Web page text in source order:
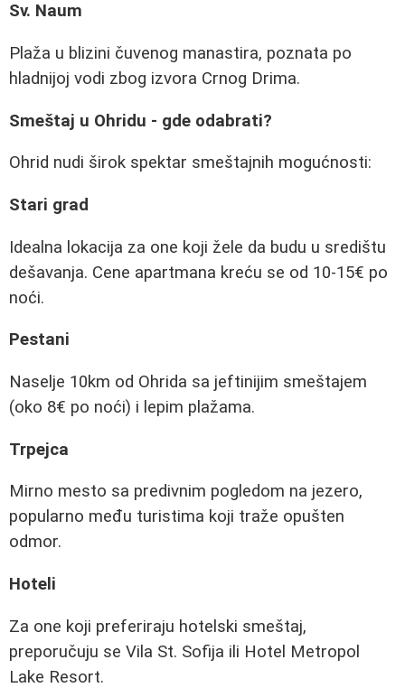
Sv. Naum
Plaža u blizini čuvenog manastira, poznata po
hladnijoj vodi zbog izvora Crnog Drima.
Smeštaj u Ohridu - gde odabrati?
Ohrid nudi širok spektar smeštajnih mogućnosti:
Stari grad
Idealna lokacija za one koji žele da budu u središtu
dešavanja. Cene apartmana kreću se od 10-15€ po
noći.
Pestani
Naselje 10km od Ohrida sa jeftinijim smeštajem
(oko 8€ po noći) i lepim plažama.
Trpejca
Mirno mesto sa predivnim pogledom na jezero,
popularno među turistima koji traže opušten
odmor.
Hoteli
Za one koji preferiraju hotelski smeštaj,
preporučuju se Vila St. Sofija ili Hotel Metropol
Lake Resort.